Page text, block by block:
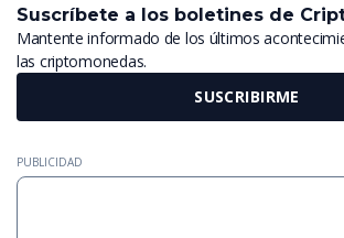
Suscríbete a los boletines de
Mantente informado de los últimos
las criptomonedas.
SUSCRIBIRME
PUBLICIDAD